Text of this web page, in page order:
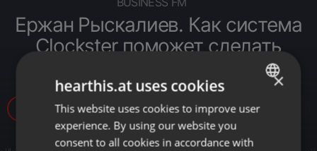
Ержан Рыскалиев. Как система
Clockster поможет сделать
860 ENGLISH
GERMAN
×
hearthis.at uses cookies
This website uses cookies to improve user
experience. By using our website you
consent to all cookies in accordance with